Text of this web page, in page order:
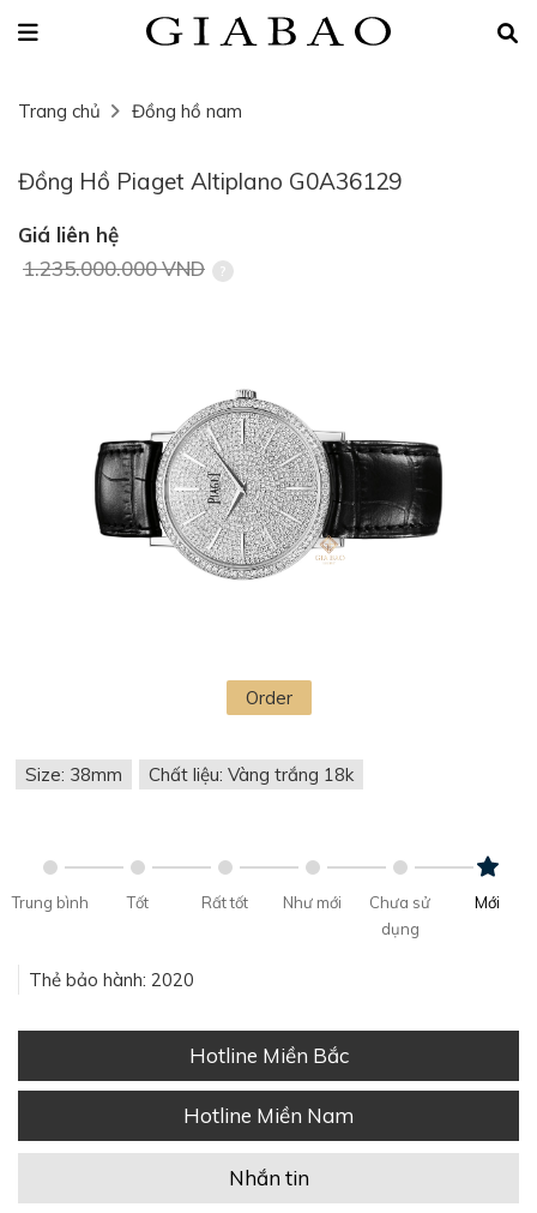
Trang chủ Đồng hồ nam
Đồng Hồ Piaget Altiplano G0A36129
Giá liên hệ
1.235.000.000 VND
Order
Size: 38mm Chất liệu: Vàng trắng 18k
Trung bình Tốt Rất tốt Như mới
Chưa sử
dụng
Mới
Thẻ bảo hành: 2020
Hotline Miền Bắc
Hotline Miền Nam
Nhắn tin